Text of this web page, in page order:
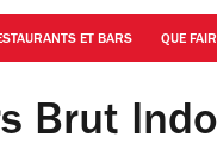
ET BARS QUE
Brut